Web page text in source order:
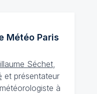
MétéoParis
Séchet,
et présentateur
à